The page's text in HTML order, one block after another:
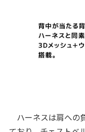
ハーネスは肩への